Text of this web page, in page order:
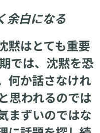
白になる
黙はとても重要
では、沈黙を恐
何か話さなけれ
思われるのでは
まずいのではな